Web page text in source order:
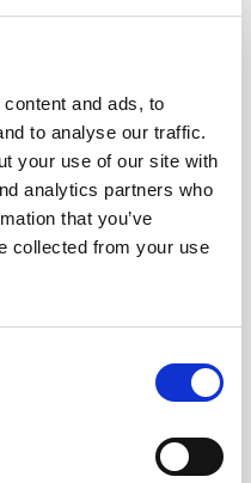
and ads, to
to analyse our traffic.
your use of our site with
analytics partners who
that you’ve
collected from your use
ADAPTADORES PARA
CONECTORES DE FIBRA
ÓPTICA